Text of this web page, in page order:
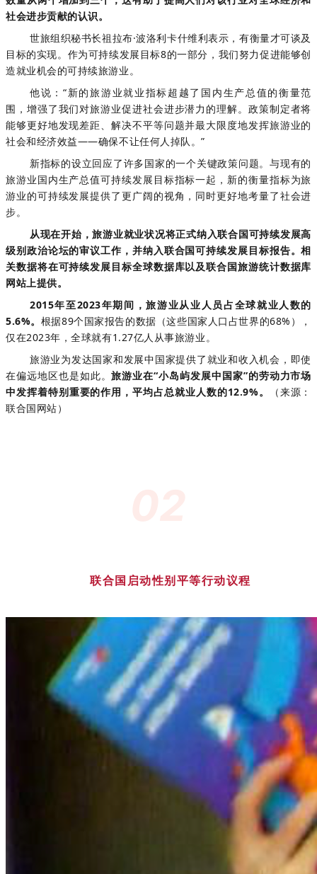
社会进步贡献的认识。
世旅组织秘书长祖拉布·波洛利卡什维利表示，有衡量才可谈及
目标的实现。作为可持续发展目标8的一部分，我们努力促进能够创
造就业机会的可持续旅游业。
他说：“新的旅游业就业指标超越了国内生产总值的衡量范
围，增强了我们对旅游业促进社会进步潜力的理解。政策制定者将
能够更好地发现差距、解决不平等问题并最大限度地发挥旅游业的
社会和经济效益——确保不让任何人掉队。”
新指标的设立回应了许多国家的一个关键政策问题。与现有的
旅游业国内生产总值可持续发展目标指标一起，新的衡量指标为旅
游业的可持续发展提供了更广阔的视角，同时更好地考量了社会进
步。
从现在开始，旅游业就业状况将正式纳入联合国可持续发展高
级别政治论坛的审议工作，并纳入联合国可持续发展目标报告。相
关数据将在可持续发展目标全球数据库以及联合国旅游统计数据库
网站上提供。
2015年至2023年期间，旅游业从业人员占全球就业人数的
5.6%。 根据89个国家报告的数据（这些国家人口占世界的68%），
仅在2023年，全球就有1.27亿人从事旅游业。
旅游业为发达国家和发展中国家提供了就业和收入机会，即使
在偏远地区也是如此。旅游业在“小岛屿发展中国家”的劳动力市场
中发挥着特别重要的作用，平均占总就业人数的12.9%。
（来源：
联合国网站）
联合国启动性别平等行动议程